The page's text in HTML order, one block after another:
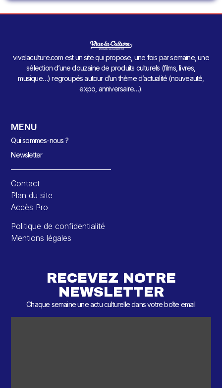
vivelaculture.com est un site qui propose, une fois par semaine, une
sélection d’une douzaine de produits culturels (films, livres,
musique…) regroupés autour d’un thème d’actualité (nouveauté,
expo, anniversaire…).
MENU
Qui sommes-nous ?
Newsletter
Contact
Plan du site
Accès Pro
Politique de confidentialité
Mentions légales
RECEVEZ NOTRE
NEWSLETTER
Chaque semaine une actu culturelle dans votre boîte email